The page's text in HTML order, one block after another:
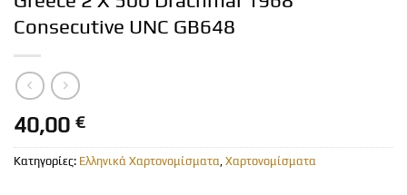
Consecutive UNC GB648
40,00 €
Κατηγορίες: Ελληνικά Χαρτονομίσματα, Χαρτονομίσματα